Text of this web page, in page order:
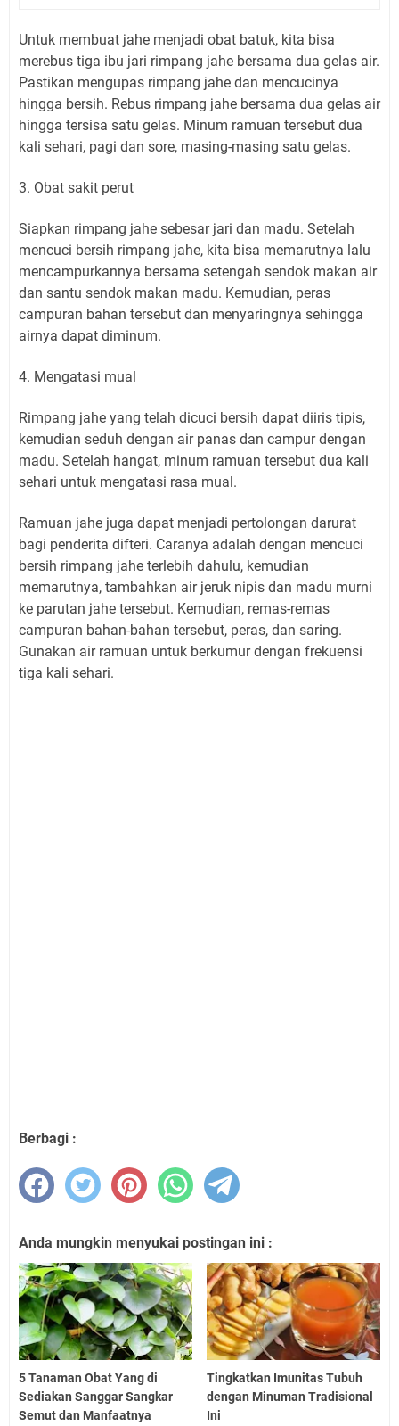
Untuk membuat jahe menjadi obat batuk, kita bisa
merebus tiga ibu jari rimpang jahe bersama dua gelas air.
Pastikan mengupas rimpang jahe dan mencucinya
hingga bersih. Rebus rimpang jahe bersama dua gelas air
hingga tersisa satu gelas. Minum ramuan tersebut dua
kali sehari, pagi dan sore, masing-masing satu gelas.
3. Obat sakit perut
Siapkan rimpang jahe sebesar jari dan madu. Setelah
mencuci bersih rimpang jahe, kita bisa memarutnya lalu
mencampurkannya bersama setengah sendok makan air
dan santu sendok makan madu. Kemudian, peras
campuran bahan tersebut dan menyaringnya sehingga
airnya dapat diminum.
4. Mengatasi mual
Rimpang jahe yang telah dicuci bersih dapat diiris tipis,
kemudian seduh dengan air panas dan campur dengan
madu. Setelah hangat, minum ramuan tersebut dua kali
sehari untuk mengatasi rasa mual.
Ramuan jahe juga dapat menjadi pertolongan darurat
bagi penderita difteri. Caranya adalah dengan mencuci
bersih rimpang jahe terlebih dahulu, kemudian
memarutnya, tambahkan air jeruk nipis dan madu murni
ke parutan jahe tersebut. Kemudian, remas-remas
campuran bahan-bahan tersebut, peras, dan saring.
Gunakan air ramuan untuk berkumur dengan frekuensi
tiga kali sehari.
Berbagi :
Anda mungkin menyukai postingan ini :
5 Tanaman Obat Yang di
Sediakan Sanggar Sangkar
Semut dan Manfaatnya
Tingkatkan Imunitas Tubuh
dengan Minuman Tradisional
Ini